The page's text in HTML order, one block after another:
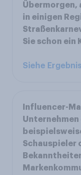
Übermorgen,
in einigen
Sie schon ein
Siehe
Influencer-
Schauspieler